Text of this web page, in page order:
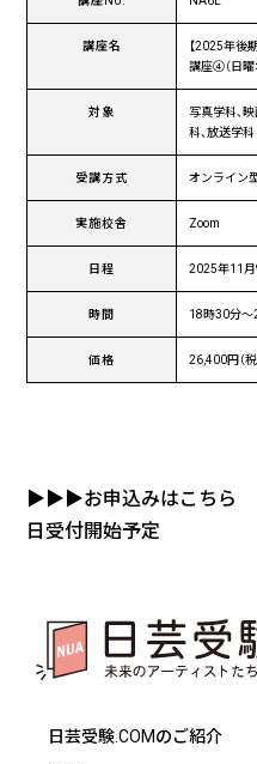
講座名 【2025年後
講座④（日曜
対象
写真学科、
科、放送学科
受講方式 オンライン
実施校舎 Zoom
日程 2025年11月
時間 18時30分〜
価格 26,400円（税
▶▶▶お申込みはこちら
日受付開始予定
日芸受験.COMのご紹介